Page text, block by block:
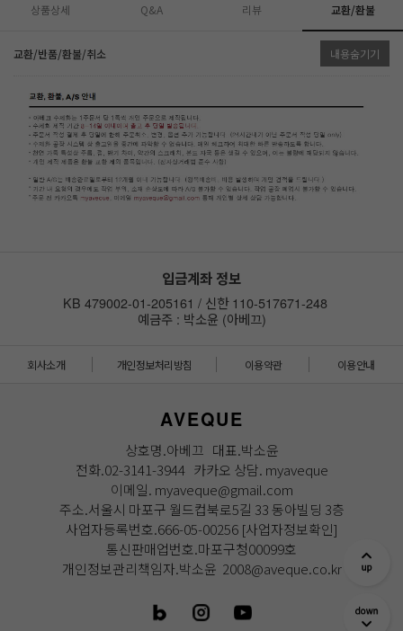
상품상세 Q&A 리뷰 교환/환불
교환/반품/환불/취소 내용숨기기
입금계좌 정보
KB 479002-01-205161 / 신한 110-517671-248
예금주 : 박소윤 (아베끄)
회사소개 개인정보처리방침 이용약관 이용안내
AVEQUE
상호명.아베끄 대표.박소윤
전화.02-3141-3944 카카오 상담. myaveque
이메일. myaveque@gmail.com
주소.서울시 마포구 월드컵북로5길 33 동아빌딩 3층
사업자등록번호.666-05-00256 [사업자정보확인]
통신판매업번호.마포구청00099호
개인정보관리책임자.박소윤 2008@aveque.co.kr